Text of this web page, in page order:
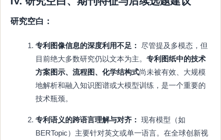
研究空白：
专利图像信息的深度利用不足：
尽管提及多模态，但
目前绝大多数研究仍以文本为主。 专利图纸中的技术
方案图示、流程图、化学结构式尚未被有效、大规模
地解析和融入知识图谱或大模型训练，是一个重要的
技术瓶颈。
专利语义的跨语言理解与对齐： 现有模型（如
BERTopic）主要针对英文或单一语言。在全球创新视